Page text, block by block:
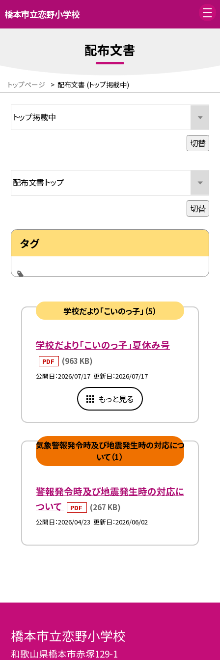
橋本市立恋野小学校
配布文書
トップページ > 配布文書 (トップ掲載中)
切替
切替
タグ
学校だより「こいのっ子」（5）
学校だより「こいのっ子」夏休み号
PDF (963 KB)
公開日 2026/07/17 更新日 2026/07/17
もっと見る
気象警報発令時及び地震発生時の対応につ
いて（1）
警報発令時及び地震発生時の対応に
ついて
PDF (267 KB)
公開日 2026/04/23 更新日 2026/06/02
橋本市立恋野小学校
和歌山県橋本市赤塚129-1